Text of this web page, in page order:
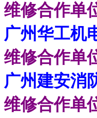
维修合作单
广州华工
维修合作单
广州建安消
维修合作单